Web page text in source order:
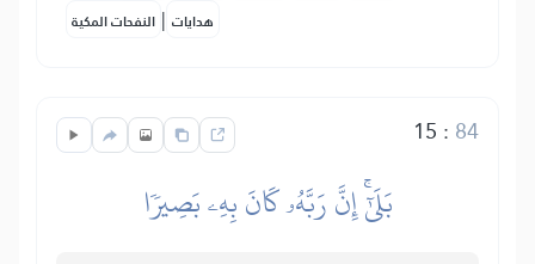
النفحات المكية | هدايات
15 : 84
بَلَىٰٓۚ إِنَّ رَبَّهُۥ كَانَ بِهِۦ بَصِيرٗا